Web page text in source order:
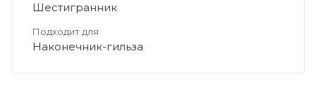
Шестигранник
Подходит для
Наконечник-гильза